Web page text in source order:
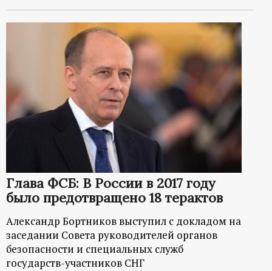
Глава ФСБ: В России в 2017 году
было предотвращено 18 терактов
Александр Бортников выступил с докладом на
заседании Совета руководителей органов
безопасности и специальных служб
государств-участников СНГ